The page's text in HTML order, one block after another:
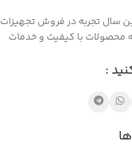
سال تجربه در فروش تجهیزات
محصولات با کیفیت و خدمات
: